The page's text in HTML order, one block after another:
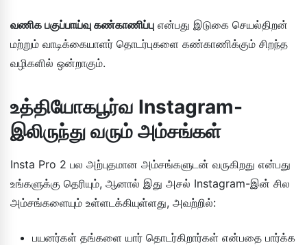
வணிக பகுப்பாய்வு கண்காணிப்பு என்பது இடுகை செயல்திறன்
மற்றும் வாடிக்கையாளர் தொடர்புகளை கண்காணிக்கும் சிறந்த
வழிகளில் ஒன்றாகும்.
உத்தியோகபூர்வ Instagram-
இலிருந்து வரும் அம்சங்கள்
Insta Pro 2 பல அற்புதமான அம்சங்களுடன் வருகிறது என்பது
உங்களுக்கு தெரியும், ஆனால் இது அசல் Instagram-இன் சில
அம்சங்களையும் உள்ளடக்கியுள்ளது, அவற்றில்:
பயனர்கள் தங்களை யார் தொடர்கிறார்கள் என்பதை பார்க்க